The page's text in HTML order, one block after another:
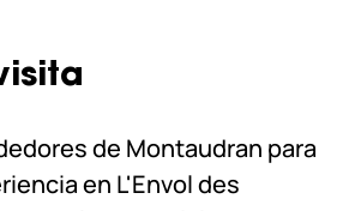
de Montaudran para
en L'Envol des